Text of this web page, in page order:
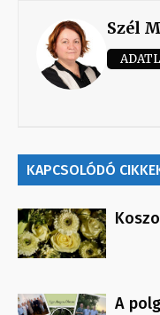
Szél
KAPCSOLÓDÓ
A